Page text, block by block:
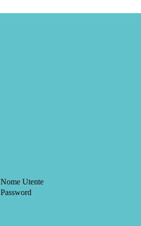
Nome Utente
Password